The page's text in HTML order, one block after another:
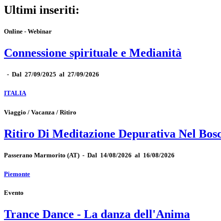
Ultimi inseriti:
Online - Webinar
Connessione spirituale e Medianità
- Dal 27/09/2025 al 27/09/2026
ITALIA
Viaggio / Vacanza / Ritiro
Ritiro Di Meditazione Depurativa Nel
Passerano Marmorito (AT) - Dal 14/08/2026 al 16/08/2026
Piemonte
Evento
Trance Dance - La danza dell'Anima